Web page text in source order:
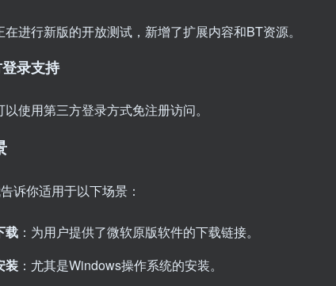
在进行新版的开放测试，新增了扩展内容和BT资源。
录支持
以使用第三方登录方式免注册访问。
诉你适用于以下场景：
载 ：为用户提供了微软原版软件的下载链接。
装 ：尤其是Windows操作系统的安装。